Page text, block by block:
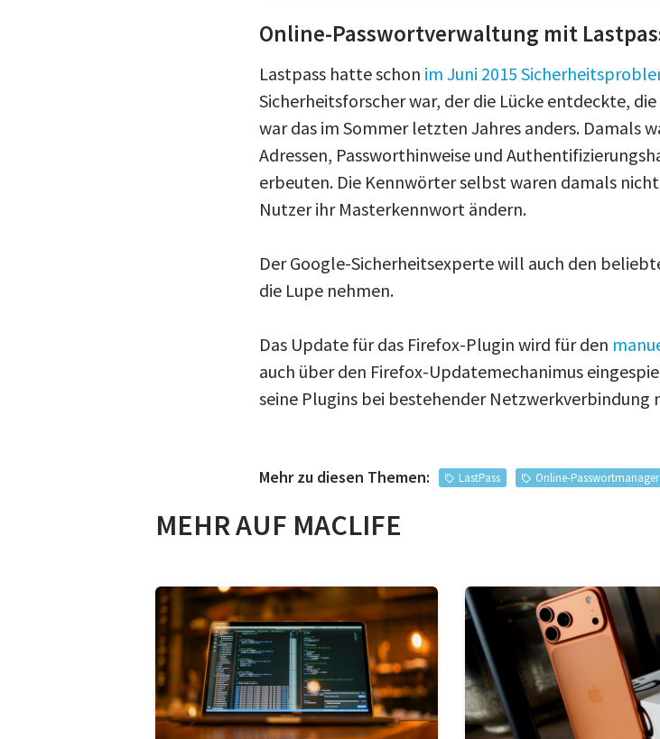
Online-Passwortverwaltung mit
Lastpass hatte schon im Juni 2015
Sicherheitsforscher war, der die Lücke entdeckte,
war das im Sommer letzten Jahres anders. Damals
Adressen, Passworthinweise und
erbeuten. Die Kennwörter selbst waren damals
Nutzer ihr Masterkennwort ändern.
Der Google-Sicherheitsexperte will auch den
die Lupe nehmen.
Das Update für das Firefox-Plugin wird für den
auch über den Firefox-Updatemechanimus
seine Plugins bei bestehender
Mehr zu diesen Themen: LastPass Online-Passwortmanager
MEHR AUF MACLIFE